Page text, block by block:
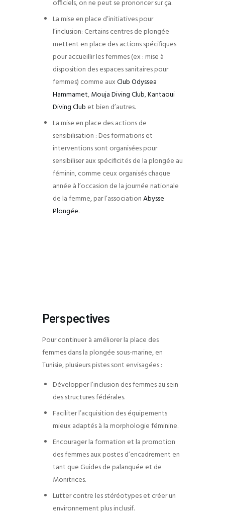
officiels, on ne peut se prononcer sur ça.
La mise en place d’initiatives pour
l’inclusion: Certains centres de plongée
mettent en place des actions spécifiques
pour accueillir les femmes (ex : mise à
disposition des espaces sanitaires pour
femmes) comme auxClub Odyssea
Hammamet,Mouja Diving Club,Kantaoui
Diving Club et bien d’autres.
La mise en place des actions de
sensibilisation : Des formations et
interventions sont organisées pour
sensibiliser aux spécificités de la plongée au
féminin, comme ceux organisés chaque
année à l’occasion de la journée nationale
de la femme, par l’associationAbysse
Plongée.
Perspectives
Pour continuer à améliorer la place des
femmes dans la plongée sous-marine, en
Tunisie, plusieurs pistes sont envisagées :
Développer l’inclusion des femmes au sein
des structures fédérales.
Faciliter l’acquisition des équipements
mieux adaptés à la morphologie féminine.
Encourager la formation et la promotion
des femmes aux postes d’encadrement en
tant que Guides de palanquée et de
Monitrices.
Lutter contre les stéréotypes et créer un
environnement plus inclusif.